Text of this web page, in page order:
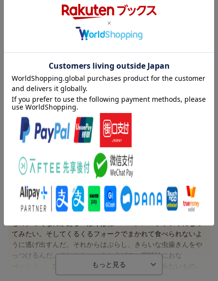
著者情報（「BOOK」データベースより）
おいかわけんじ（オイカワケンジ）
イラスト、絵本、漫画など幅広く活躍中
たけうちまゆこ（タケウチマユコ）
１９９６年ごろから、１００％ＯＲＡＮＧＥとして活動を開始。
イラスト、絵本、漫画など幅広く活躍中（本データはこの書籍が
刊行された当時に掲載されていたものです）
内容紹介（情報提供：絵本ナビ）
かわいいもの好きの人ならみんな知ってる「100％ORANG
E」の2人の絵本の新作です。まっ黄色の表紙がインパクト大、
期待通りの可愛さに仕上がっていますよ。「一度なってみたい
てみたい。そしてくるくるフォークでまかれて食べられないよ
うに逃げ出すんだ。それからはぶらし、きらいな虫歯きんをや
っつけるんだ。それから、べんとうばこ。腕時計におな
べ・・・。 ひとり部屋の中で男の子が「なってみたいもの」
にぶつぶつ思いをはせている、と考えるとかなり可愛い。そし